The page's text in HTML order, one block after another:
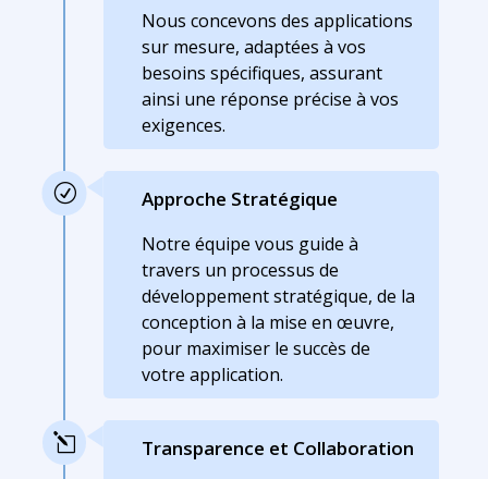
Nous concevons des applications
sur mesure, adaptées à vos
besoins spécifiques, assurant
ainsi une réponse précise à vos
exigences.
Approche Stratégique
Notre équipe vous guide à
travers un processus de
développement stratégique, de la
conception à la mise en œuvre,
pour maximiser le succès de
votre application.
R
Transparence et Collaboration
l